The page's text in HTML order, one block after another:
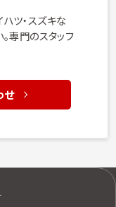
ツ・スズキな
専門のスタッフ
せ